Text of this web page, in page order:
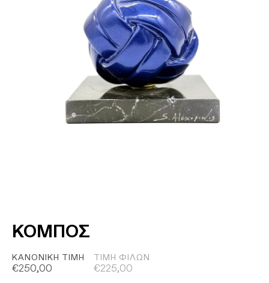
ΚΟΜΠΟΣ
ΚΑΝΟΝΙΚΉ ΤΙΜΉ
€250,00
ΤΙΜΉ ΦΊΛΩΝ
€225,00